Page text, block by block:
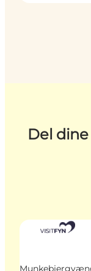
Del